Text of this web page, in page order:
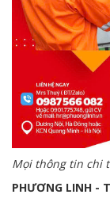
Mọi thông tin chi
PHƯƠNG LINH -